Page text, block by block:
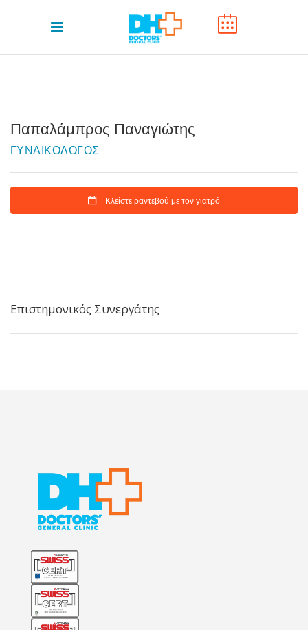
Παπαλάμπρος Παναγιώτης
ΓΥΝΑΙΚΟΛΟΓΟΣ
Κλείστε ραντεβού με τον γιατρό
Επιστημονικός Συνεργάτης